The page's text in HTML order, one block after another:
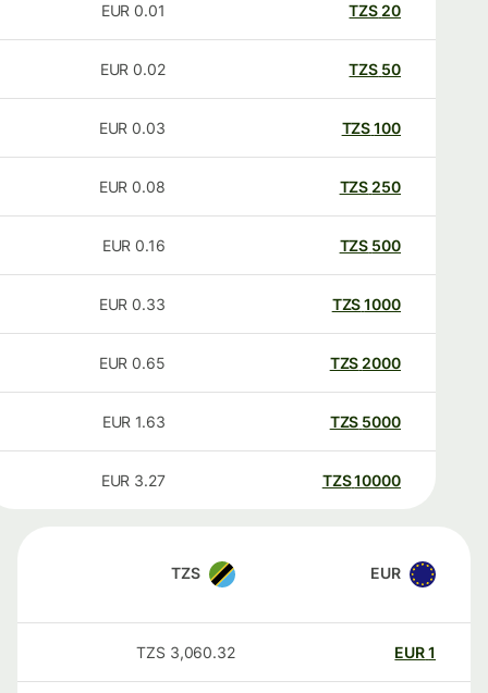
20
TZS
0.01
EUR
50
TZS
0.02
EUR
100
TZS
0.03
EUR
250
TZS
0.08
EUR
500
TZS
0.16
EUR
1000
TZS
0.33
EUR
2000
TZS
0.65
EUR
5000
TZS
1.63
EUR
10000
TZS
3.27
EUR
EUR
TZS
EUR
3,060.32
TZS